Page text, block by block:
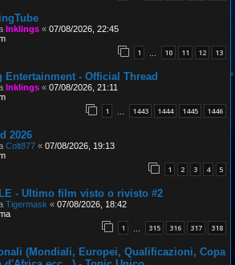
Inklings « 07/08/2026, 22:45
1 … 10 11 12 13
Entertainment - Official Thread
Inklings « 07/08/2026, 21:11
1 … 1443 1444 1445 1446
2026
Colt877 « 07/08/2026, 19:13
1 2 3 4 5
- Ultimo film visto o rivisto #2
Tigermask « 07/08/2026, 18:42
1 … 315 316 317 318
(Mondiali, Europei, Qualificazioni, Copa